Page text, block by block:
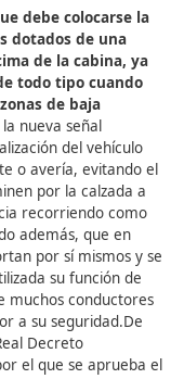
están
en el
de la DGT han
los laboratorios
conductores que
de
visible a 1 kilómetro
conectado,
a bordo de otros
de vehículos
aparecerá
de las carreteras.